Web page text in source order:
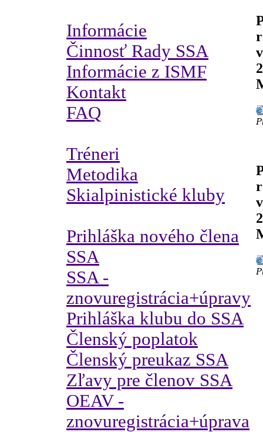
Informácie
Činnosť Rady SSA
Informácie z ISMF
Kontakt
FAQ
Tréneri
Metodika
Skialpinistické kluby
Prihláška nového člena
SSA
SSA -
znovuregistrácia+úpravy
Prihláška klubu do SSA
Členský poplatok
Členský preukaz SSA
Zľavy pre členov SSA
OEAV -
znovuregistrácia+úprava